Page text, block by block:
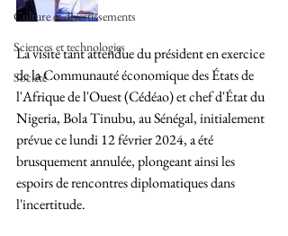
Culture et divertissements
Sciences et technologies
Société
La visite tant attendue du président en exercice
de la Communauté économique des États de
l'Afrique de l'Ouest (Cédéao) et chef d'État du
Nigeria, Bola Tinubu, au Sénégal, initialement
prévue ce lundi 12 février 2024, a été
brusquement annulée, plongeant ainsi les
espoirs de rencontres diplomatiques dans
l'incertitude.